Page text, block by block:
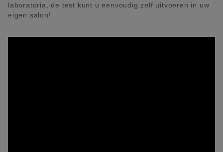
laboratoria, de test kunt u eenvoudig zelf uitvoeren in uw
eigen salon!